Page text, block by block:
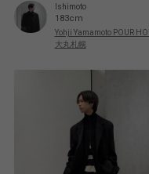
Ishimoto
183cm
Yohji Yamamoto POUR
大丸札幌